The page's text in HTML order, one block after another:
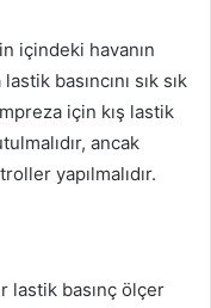
içindeki havanın
basıncını sık sık
için kış lastik
ancak
yapılmalıdır.
lastik basınç ölçer